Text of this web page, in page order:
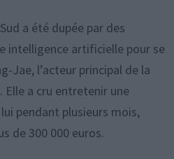
a été dupée par des
intelligence artificielle pour se
Jae, l’acteur principal de la
. Elle a cru entretenir une
pendant plusieurs mois,
de 300 000 euros.